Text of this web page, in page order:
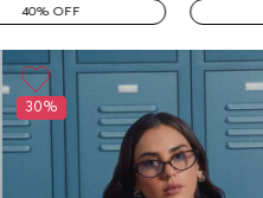
40% OFF
30%